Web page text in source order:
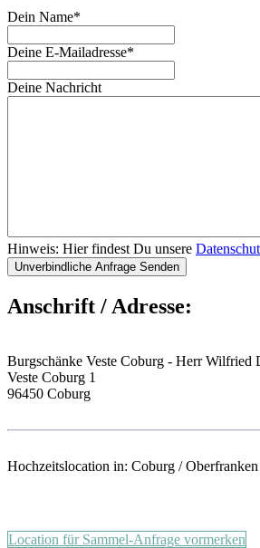
Dein Name*
Deine E-Mailadresse*
Deine Nachricht
Hinweis: Hier findest Du unsere
Anschrift / Adresse:
Burgschänke Veste Coburg - Herr Wilfried
Veste Coburg 1
96450 Coburg
Hochzeitslocation in: Coburg / Oberfranken
Location für Sammel-Anfrage vormerken